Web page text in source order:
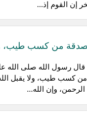
إن القوم إذ...
من كسب طيب، ولا
رسول الله صلى الله
كسب طيب، ولا يقبل الله
وإن الله...